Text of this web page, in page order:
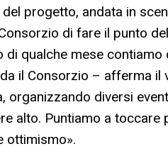
progetto, andata in
di fare il punto
di qualche mese
il Consorzio – afferma il
organizzando diversi
alto. Puntiamo a
ottimismo».